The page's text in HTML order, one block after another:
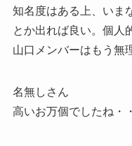
知名度はある上、いま
とか出れば良い。個人
山口メンバーはもう無
名無しさん
高いお万個でしたね・・